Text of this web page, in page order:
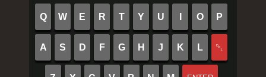
Q W E R T Y U O P
A S D F G H J K L ␡